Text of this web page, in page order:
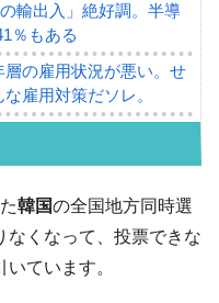
輸出入」絶好調。半導
％もある
の雇用状況が悪い。せ
雇用対策だソレ。
なのか。選管がサーバ
白だ」
韓国の全国地方同時選
なくなって、投票できな
ています。